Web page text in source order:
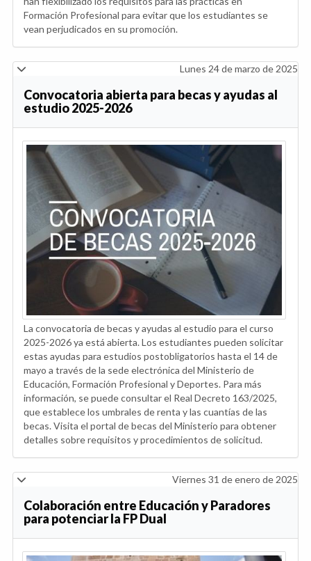
Formación Profesional para evitar que los estudiantes se
vean perjudicados en su promoción.
Lunes 24 de marzo de 2025
Convocatoria abierta para becas y ayudas al
estudio 2025-2026
La convocatoria de becas y ayudas al estudio para el curso
2025-2026 ya está abierta. Los estudiantes pueden solicitar
estas ayudas para estudios postobligatorios hasta el 14 de
mayo a través de la sede electrónica del Ministerio de
Educación, Formación Profesional y Deportes. Para más
información, se puede consultar el Real Decreto 163/2025,
que establece los umbrales de renta y las cuantías de las
becas. Visita el portal de becas del Ministerio para obtener
detalles sobre requisitos y procedimientos de solicitud.
Viernes 31 de enero de 2025
Colaboración entre Educación y Paradores
para potenciar la FP Dual